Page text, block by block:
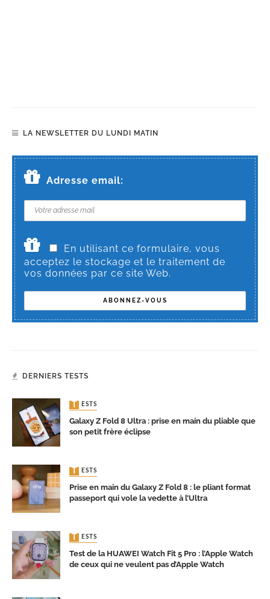
LA NEWSLETTER DU LUNDI MATIN
Adresse email:
En utilisant ce formulaire, vous
acceptez le stockage et le traitement de
vos données par ce site Web.
DERNIERS TESTS
TESTS
Galaxy Z Fold 8 Ultra : prise en main du pliable que
son petit frère éclipse
TESTS
Prise en main du Galaxy Z Fold 8 : le pliant format
passeport qui vole la vedette à l’Ultra
TESTS
Test de la HUAWEI Watch Fit 5 Pro : l’Apple Watch
de ceux qui ne veulent pas d’Apple Watch